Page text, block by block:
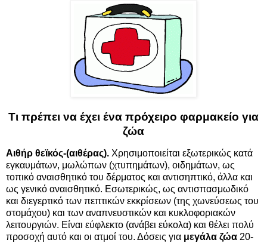
Τι πρέπει να έχει ένα πρόχειρο φαρμακείο για
ζώα
Αιθήρ θεϊκός-(αιθέρας). Χρησιμοποιείται εξωτερικώς κατά
εγκαυμάτων, μωλώπων (χτυπημάτων), οιδημάτων, ως
τοπικό αναισθητικό του δέρματος και αντισηπτικό, άλλα και
ως γενικό αναισθητικό. Εσωτερικώς, ως αντισπασμωδικό
και διεγερτικό των πεπτικών εκκρίσεων (της χωνεύσεως του
στομάχου) και των αναπνευστικών και κυκλοφοριακών
λειτουργιών. Είναι εύφλεκτο (ανάβει εύκολα) και θέλει πολύ
προσοχή αυτό και οι ατμοί του. Δόσεις για μεγάλα ζώα 20-